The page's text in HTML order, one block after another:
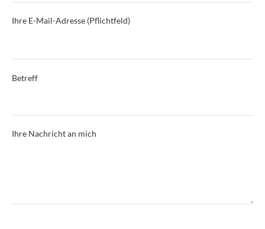
Ihre E-Mail-Adresse (Pflichtfeld)
Betreff
Ihre Nachricht an mich